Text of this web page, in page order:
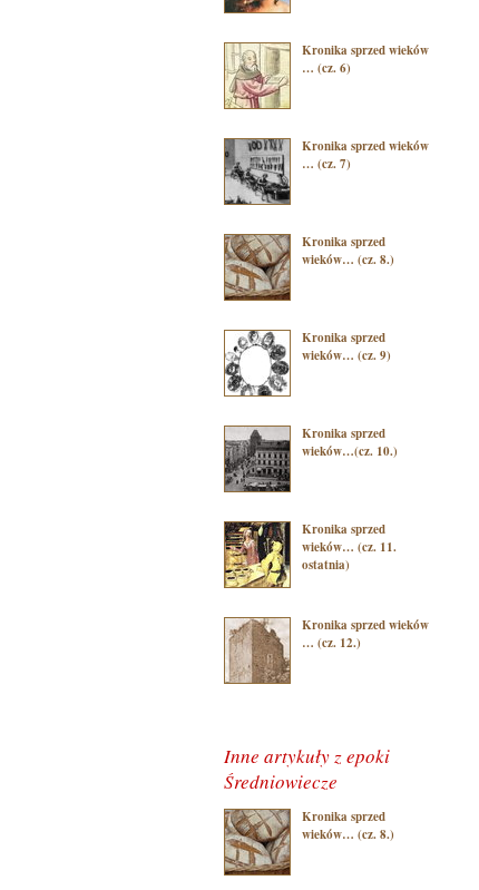
Kronika sprzed wieków
… (cz. 6)
Kronika sprzed wieków
… (cz. 7)
Kronika sprzed
wieków… (cz. 8.)
Kronika sprzed
wieków… (cz. 9)
Kronika sprzed
wieków…(cz. 10.)
Kronika sprzed
wieków… (cz. 11.
ostatnia)
Kronika sprzed wieków
… (cz. 12.)
Inne artykuły z epoki
Średniowiecze
Kronika sprzed
wieków… (cz. 8.)